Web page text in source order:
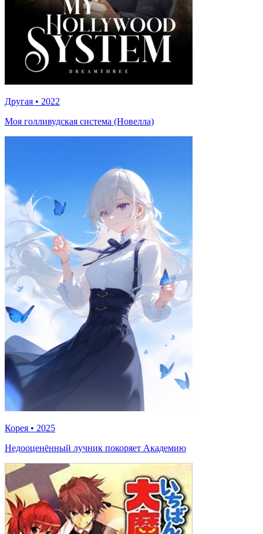
Другая • 2022
Моя голливудская система (Новелла)
Корея • 2025
Недооценённый лучник покоряет Академию